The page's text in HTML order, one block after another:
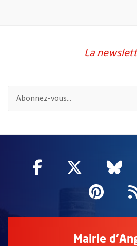
La
Facebook
, Ouvre une
Twitter
, ,
,
Mairie